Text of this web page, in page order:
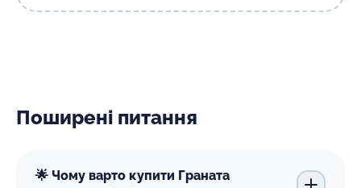
Поширені питання
🌟 Чому варто купити Граната